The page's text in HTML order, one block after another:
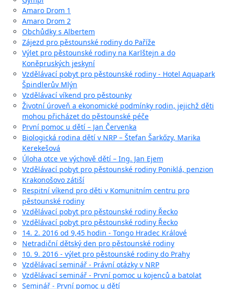
Amaro Drom 1
Amaro Drom 2
Obchůdky s Albertem
Zájezd pro pěstounské rodiny do Paříže
Výlet pro pěstounské rodiny na Karlštejn a do
Koněpruských jeskyní
Vzdělávací pobyt pro pěstounské rodiny - Hotel Aquapark
Špindlerův Mlýn
Vzdělávací víkend pro pěstounky
Životní úroveň a ekonomické podmínky rodin, jejichž děti
mohou přicházet do pěstounské péče
První pomoc u dětí – Jan Červenka
Biologická rodina dětí v NRP – Štefan Šarkőzy, Marika
Kerekešová
Úloha otce ve výchově dětí – Ing. Jan Ejem
Vzdělávací pobyt pro pěstounské rodiny Poniklá, penzion
Krakonošovo zátiší
Respitní víkend pro děti v Komunitním centru pro
pěstounské rodiny
Vzdělávací pobyt pro pěstounské rodiny Řecko
Vzdělávací pobyt pro pěstounské rodiny Řecko
14. 2. 2016 od 9,45 hodin - Tongo Hradec Králové
Netradiční dětský den pro pěstounské rodiny
10. 9. 2016 - výlet pro pěstounské rodiny do Prahy
Vzdělávací seminář - Právní otázky v NRP
Vzdělávací seminář - První pomoc u kojenců a batolat
Seminář - První pomoc u dětí